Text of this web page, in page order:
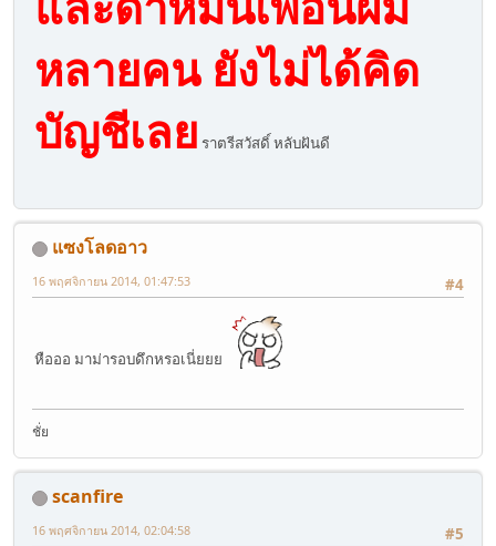
หลายคน ยังไม่ได้คิด
บัญชีเลย ราตรีสวัสดิ์ หลับฝันดี
แซงโลดอาว
#4
16 พฤศจิกายน 2014, 01:47:53
หือออ มาม่ารอบดึกหรอเนี่ยยย
ชั่ย
scanfire
#5
16 พฤศจิกายน 2014, 02:04:58